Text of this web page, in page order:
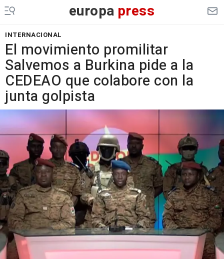
europa press
INTERNACIONAL
El movimiento promilitar
Salvemos a Burkina pide a la
CEDEAO que colabore con la
junta golpista